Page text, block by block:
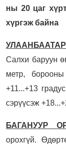
ны 20 цаг
хүргэж байна
Салхи баруун
метр,
+11...+13
сэрүүсэж
БАГАНУУР
орохгүй.